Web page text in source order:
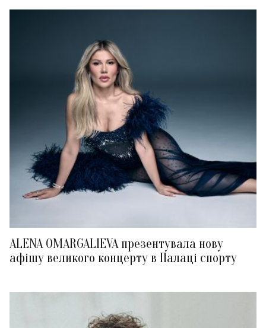
ALENA OMARGALIEVA презентувала нову
афішу великого концерту в Палаці спорту